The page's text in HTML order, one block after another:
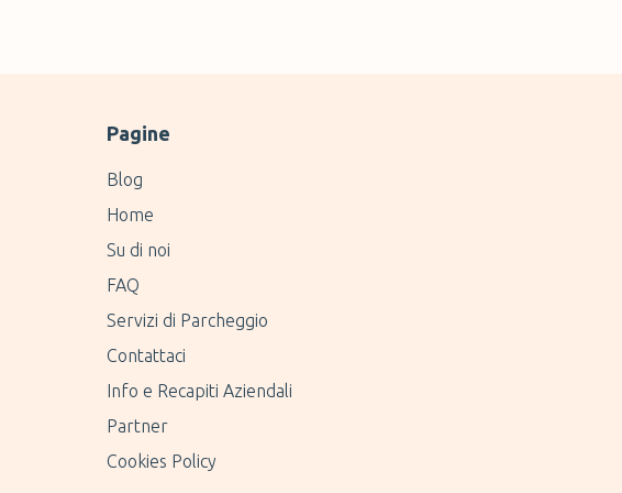
Pagine
Blog
Home
Su di noi
FAQ
Servizi di Parcheggio
Contattaci
Info e Recapiti Aziendali
Partner
Cookies Policy